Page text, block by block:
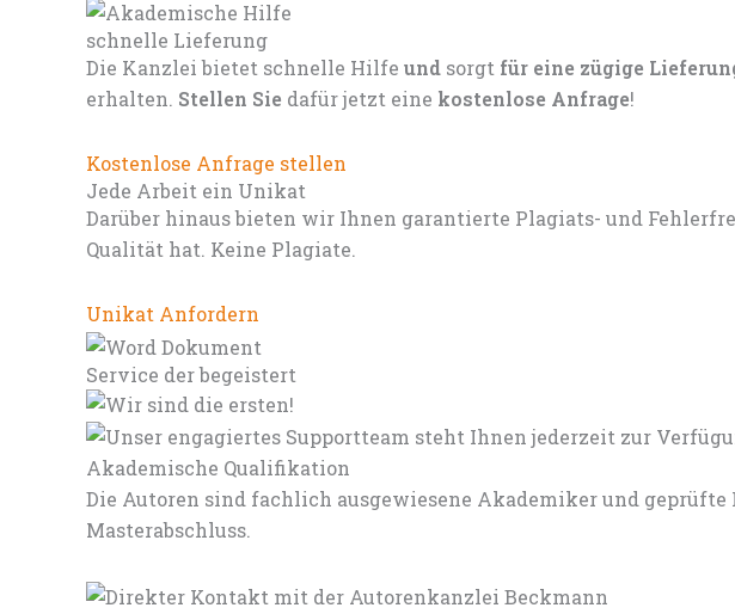
schnelle Lieferung
Die Kanzlei bietet schnelle Hilfe und sorgt für eine zügige
erhalten. Stellen Sie dafür jetzt eine kostenlose Anfrage!
Kostenlose Anfrage stellen
Jede Arbeit ein Unikat
Darüber hinaus bieten wir Ihnen garantierte Plagiats- und
Qualität hat. Keine Plagiate.
Unikat Anfordern
Service der begeistert
Akademische Qualifikation
Die Autoren sind fachlich ausgewiesene Akademiker und
Masterabschluss.